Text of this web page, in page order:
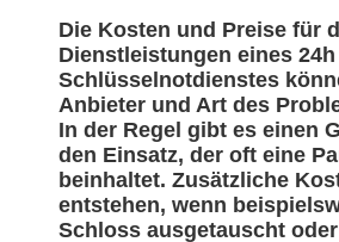
Die Kosten und Preise für
Dienstleistungen eines 24h
Schlüsselnotdienstes
Anbieter und Art des
In der Regel gibt es einen
den Einsatz, der oft eine
beinhaltet. Zusätzliche
entstehen, wenn
Schloss ausgetauscht